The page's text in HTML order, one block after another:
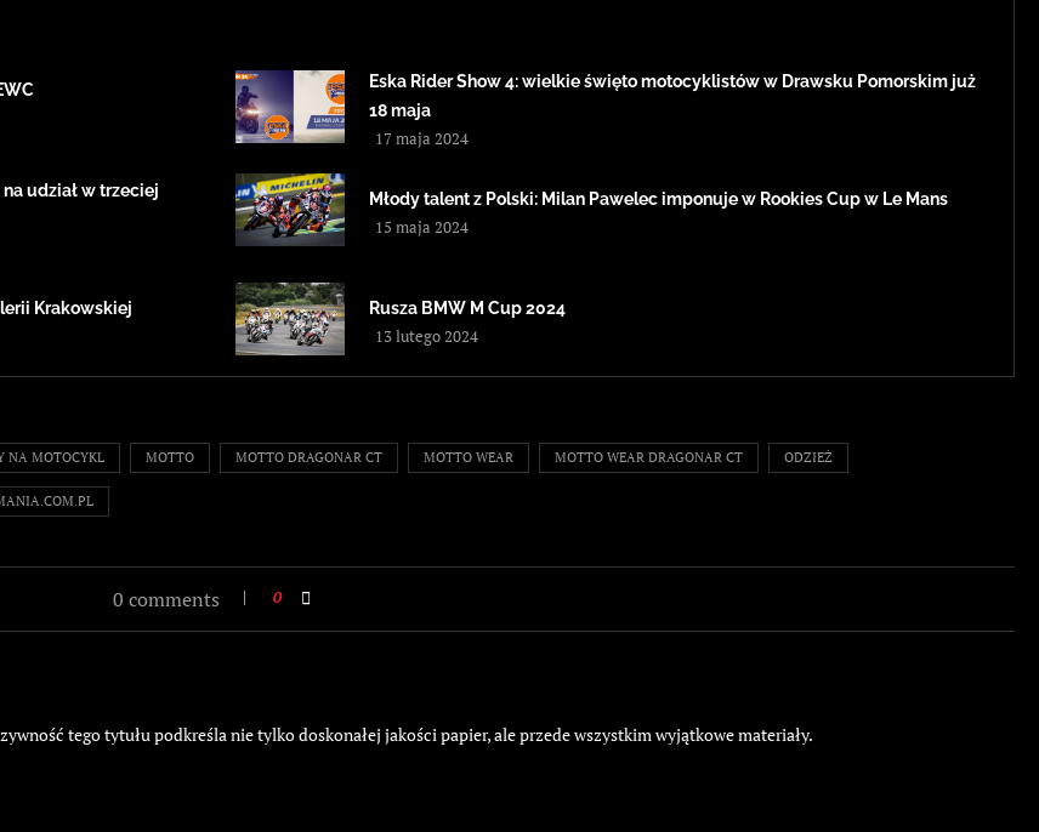
Eska Rider Show 4: wielkie święto motocyklistów w Drawsku Pomorskim już
18 maja
17 maja 2024
udział w trzeciej
Młody talent z Polski: Milan Pawelec imponuje w Rookies Cup w Le Mans
15 maja 2024
Krakowskiej Rusza BMW M Cup 2024
13 lutego 2024
NA MOTOCYKL MOTTO MOTTO DRAGONAR CT MOTTO WEAR MOTTO WEAR DRAGONAR CT ODZIEŻ
0 comments 0
tego tytułu podkreśla nie tylko doskonałej jakości papier, ale przede wszystkim wyjątkowe materiały.